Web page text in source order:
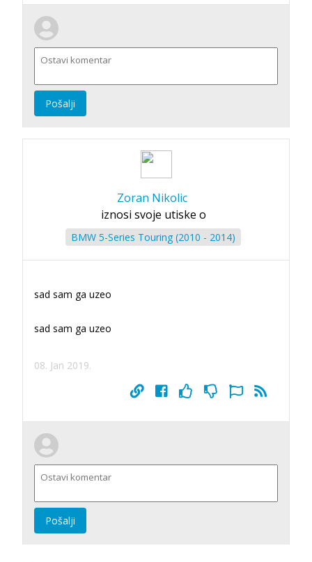
Pošalji
Zoran Nikolic
iznosi svoje utiske o
BMW 5-Series Touring (2010 - 2014)
sad sam ga uzeo
sad sam ga uzeo
08. Jan 2019.
Pošalji